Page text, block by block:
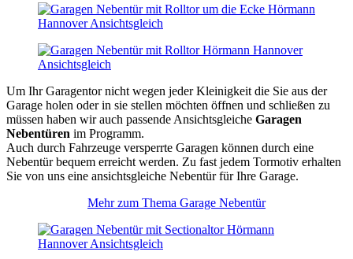
Um Ihr Garagentor nicht wegen jeder Kleinigkeit die Sie aus der
Garage holen oder in sie stellen möchten öffnen und schließen zu
müssen haben wir auch passende Ansichtsgleiche Garagen
Nebentüren im Programm.
Auch durch Fahrzeuge versperrte Garagen können durch eine
Nebentür bequem erreicht werden. Zu fast jedem Tormotiv erhalten
Sie von uns eine ansichtsgleiche Nebentür für Ihre Garage.
Mehr zum Thema Garage Nebentür